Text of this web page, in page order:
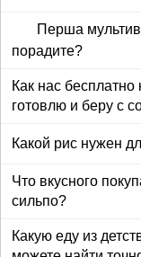
Перша
порадите?
Как нас бесплатно
готовлю и беру с
Какой рис нужен
Что вкусного
сильпо?
Какую еду из